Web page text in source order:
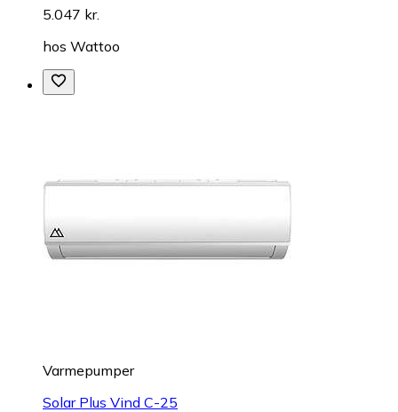
5.047 kr.
hos Wattoo
Varmepumper
Solar Plus Vind C-25